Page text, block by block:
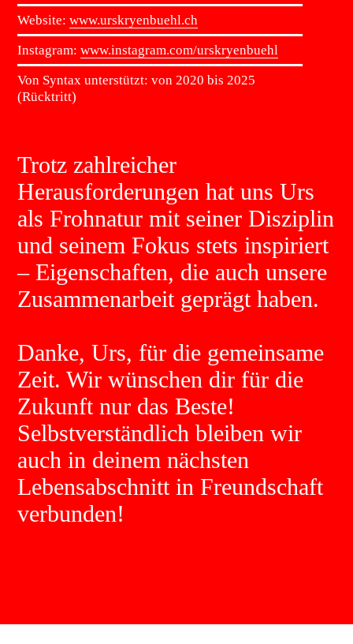
Website: www.urskryenbuehl.ch
Instagram: www.instagram.com/urskryenbuehl
Von Syntax unterstützt: von 2020 bis 2025
(Rücktritt)
Trotz zahlreicher
Herausforderungen hat uns Urs
als Frohnatur mit seiner Disziplin
und seinem Fokus stets inspiriert
– Eigenschaften, die auch unsere
Zusammenarbeit geprägt haben.
Danke, Urs, für die gemeinsame
Zeit. Wir wünschen dir für die
Zukunft nur das Beste!
Selbstverständlich bleiben wir
auch in deinem nächsten
Lebensabschnitt in Freundschaft
verbunden!